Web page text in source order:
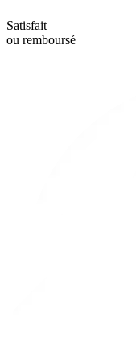
Satisfait
ou remboursé